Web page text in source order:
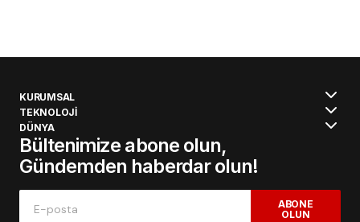
KURUMSAL
TEKNOLOJİ
DÜNYA
Bültenimize abone olun,
Gündemden haberdar olun!
ABONE
OLUN